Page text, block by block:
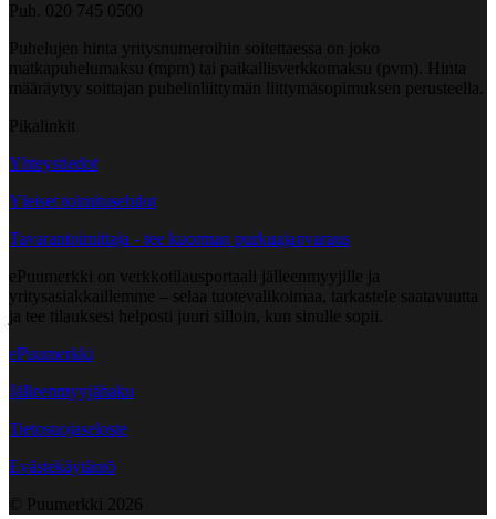
Puh. 020 745 0500
Puhelujen hinta yritysnumeroihin soitettaessa on joko
matkapuhelumaksu (mpm) tai paikallisverkkomaksu (pvm). Hinta
määräytyy soittajan puhelinliittymän liittymäsopimuksen perusteella.
Pikalinkit
Yhteystiedot
Yleiset toimitusehdot
Tavarantoimittaja - tee kuorman purkuajanvaraus
ePuumerkki on verkkotilausportaali jälleenmyyjille ja
yritysasiakkaillemme – selaa tuotevalikoimaa, tarkastele saatavuutta
ja tee tilauksesi helposti juuri silloin, kun sinulle sopii.
ePuumerkki
Jälleenmyyjähaku
Tietosuojaseloste
Evästekäytäntö
© Puumerkki 2026